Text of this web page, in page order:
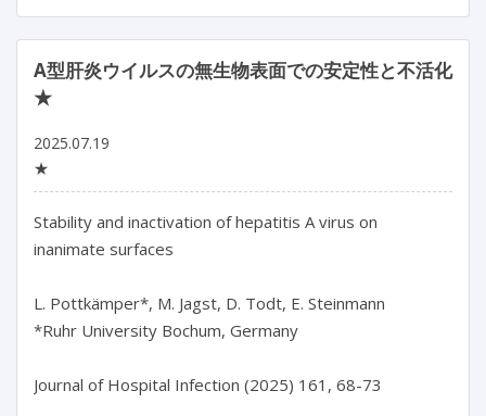
A型肝炎ウイルスの無生物表面での安定性と不活化
★
2025.07.19
★
Stability and inactivation of hepatitis A virus on
inanimate surfaces
L. Pottkämper*, M. Jagst, D. Todt, E. Steinmann
*Ruhr University Bochum, Germany